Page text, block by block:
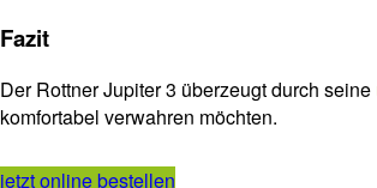
Fazit
Der Rottner Jupiter 3 überzeugt durch seine
komfortabel verwahren möchten.
jetzt online bestellen